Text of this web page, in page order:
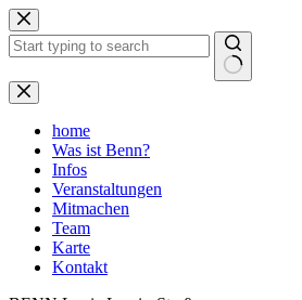
Zum
Inhalt
springen
Keine
Ergebnisse
home
Was ist Benn?
Infos
Veranstaltungen
Mitmachen
Team
Karte
Kontakt